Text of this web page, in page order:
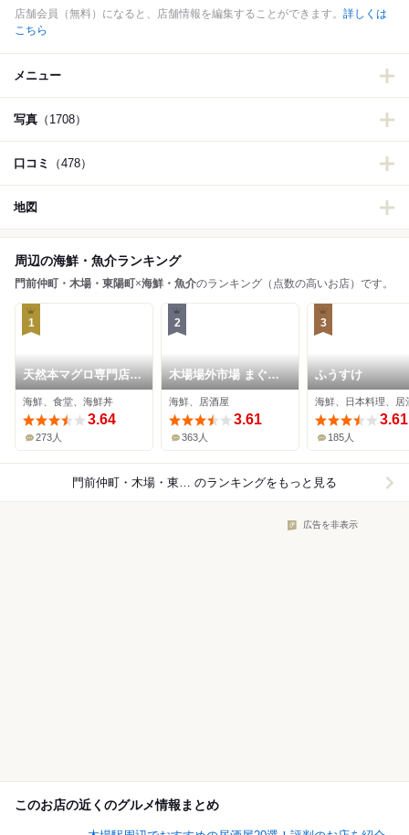
店舗会員（無料）になると、店舗情報を編集することができます。 詳しくは
こちら
メニュー
写真 （1708）
口コミ （478）
地図
周辺の海鮮・魚介ランキング
門前仲町・木場・東陽町×海鮮・魚介のランキング（点数の高いお店）です。
1
天然本マグロ専門店
司
海鮮、食堂、海鮮丼
3.64
273人
2
木場場外市場 まぐろ
祭
海鮮、居酒屋
3.61
363人
3
ふうすけ
海鮮、日本料理、居
3.61
185人
門前仲町・木場・東陽町×海鮮・魚介 のランキングをもっと見る
広告を非表示
このお店の近くのグルメ情報まとめ